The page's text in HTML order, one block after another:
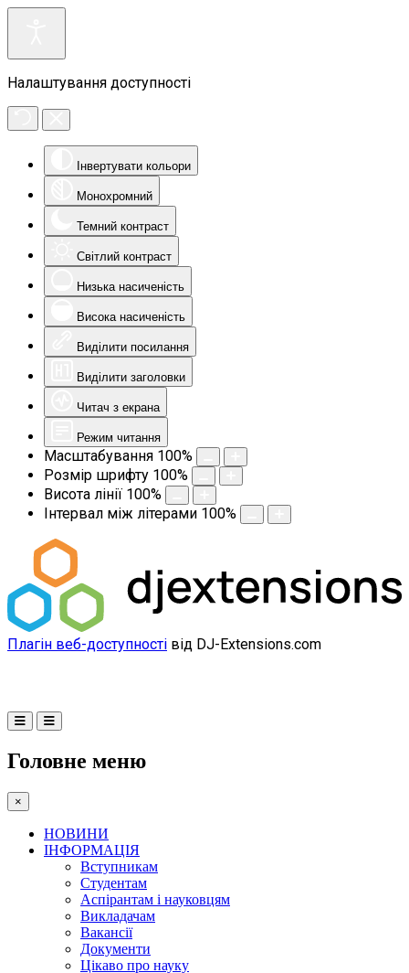
Налаштування доступності
Інвертувати кольори
Монохромний
Темний контраст
Світлий контраст
Низька насиченість
Висока насиченість
Виділити посилання
Виділити заголовки
Читач з екрана
Режим читання
Масштабування 100%
Розмір шрифту 100%
Висота лінії 100%
Інтервал між літерами 100%
Плагін веб-доступності від DJ-Extensions.com
Головне меню
×
НОВИНИ
ІНФОРМАЦІЯ
Вступникам
Студентам
Аспірантам і науковцям
Викладачам
Вакансії
Документи
Цікаво про науку